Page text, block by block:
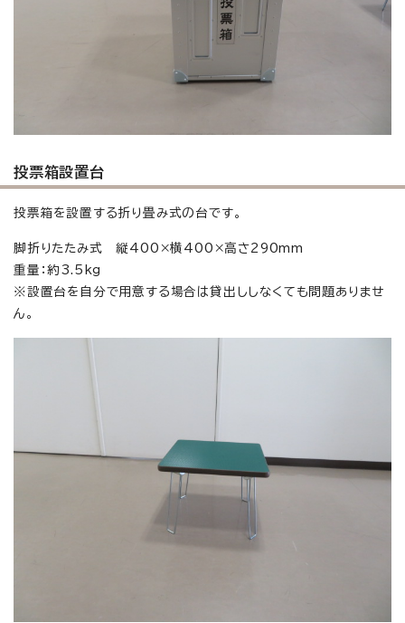
投票箱設置台
投票箱を設置する折り畳み式の台です。
脚折りたたみ式 縦400×横400×高さ290mm
重量：約3.5kg
※設置台を自分で用意する場合は貸出ししなくても問題ありませ
ん。